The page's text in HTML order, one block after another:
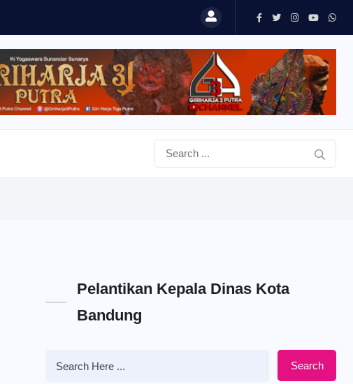
Pelantikan Kepala Dinas Kota
Bandung
Search